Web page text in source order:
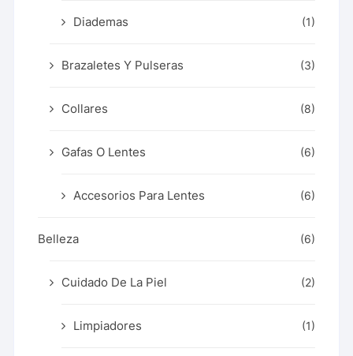
Diademas (1)
Brazaletes Y Pulseras (3)
Collares (8)
Gafas O Lentes (6)
Accesorios Para Lentes (6)
Belleza (6)
Cuidado De La Piel (2)
Limpiadores (1)